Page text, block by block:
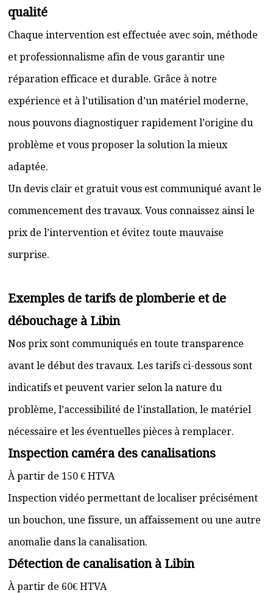
qualité
Chaque intervention est effectuée avec soin, méthode
et professionnalisme afin de vous garantir une
réparation efficace et durable. Grâce à notre
expérience et à l’utilisation d’un matériel moderne,
nous pouvons diagnostiquer rapidement l’origine du
problème et vous proposer la solution la mieux
adaptée.
Un devis clair et gratuit vous est communiqué avant le
commencement des travaux. Vous connaissez ainsi le
prix de l’intervention et évitez toute mauvaise
surprise.
Exemples de tarifs de plomberie et de
débouchage à Libin
Nos prix sont communiqués en toute transparence
avant le début des travaux. Les tarifs ci-dessous sont
indicatifs et peuvent varier selon la nature du
problème, l’accessibilité de l’installation, le matériel
nécessaire et les éventuelles pièces à remplacer.
Inspection caméra des canalisations
À partir de 150 € HTVA
Inspection vidéo permettant de localiser précisément
un bouchon, une fissure, un affaissement ou une autre
anomalie dans la canalisation.
Détection de canalisation à Libin
À partir de 60€ HTVA